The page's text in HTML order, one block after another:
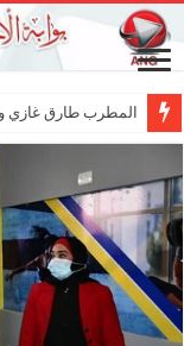
المطرب طارق غازي